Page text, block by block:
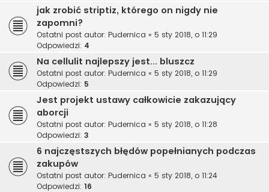
jak zrobić striptiz, którego on nigdy nie
zapomni?
Ostatni post autor: Pudernica « 5 sty 2018, o 11:29
Odpowiedzi: 4
Na cellulit najlepszy jest... bluszcz
Ostatni post autor: Pudernica « 5 sty 2018, o 11:29
Odpowiedzi: 5
Jest projekt ustawy całkowicie zakazujący
aborcji
Ostatni post autor: Pudernica « 5 sty 2018, o 11:28
Odpowiedzi: 3
6 najczęstszych błędów popełnianych podczas
zakupów
Ostatni post autor: Pudernica « 5 sty 2018, o 11:24
Odpowiedzi: 16